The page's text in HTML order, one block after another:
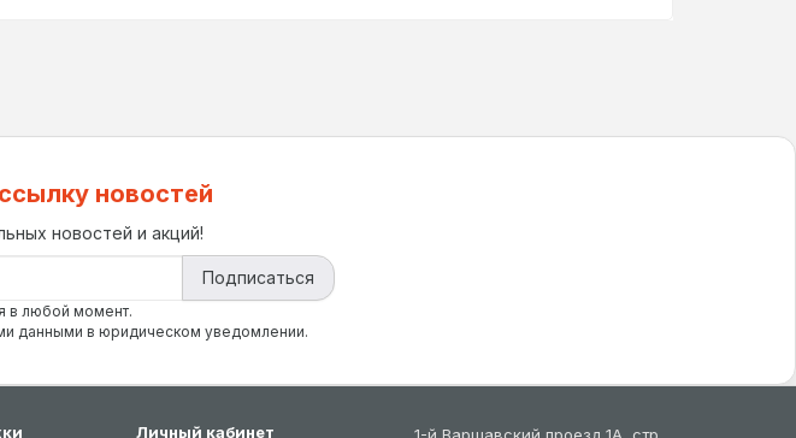
новостей
новостей и акций!
Подписаться
в любой момент.
данными в юридическом уведомлении.
Личный кабинет